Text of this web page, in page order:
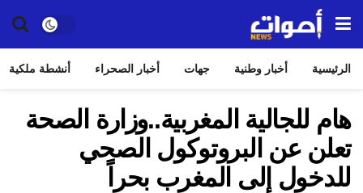
الرئيسية أخبار وطنية جهات أخبار الصحراء أنشطة ملكية
هام للجالية المغربية..وزارة الصحة
تعلن عن البروتوكول الصحي
للدخول إلى المغرب بحراً